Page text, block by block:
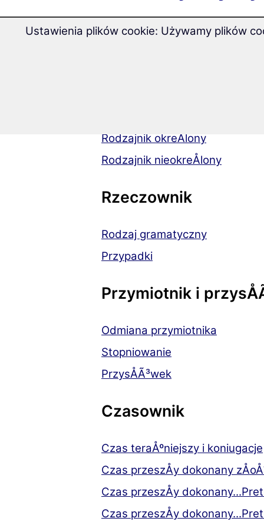
O jÄzyku
Rodzajnik okreÅlony
Rodzajnik nieokreÅlony
Rzeczownik
Rodzaj gramatyczny
Przypadki
Przymiotnik i
Odmiana przymiotnika
Stopniowanie
PrzysÅÃ³wek
Czasownik
Czas teraÅºniejszy i koniugacje
Czas przeszÅy dokonany
Czas przeszÅy
Czas przeszÅy
Ustawienia plików cookie: Używamy plików